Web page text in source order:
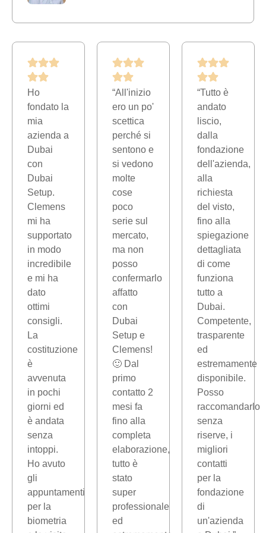
Ho
fondato la
mia
azienda a
Dubai
con
Dubai
Setup.
Clemens
mi ha
supportato
in modo
incredibile
e mi ha
dato
ottimi
consigli.
La
costituzione
è
avvenuta
in pochi
giorni ed
è andata
senza
intoppi.
Ho avuto
gli
appuntamenti
per la
biometria
“All'inizio
ero un po'
scettica
perché si
sentono e
si vedono
molte
cose
poco
serie sul
mercato,
ma non
posso
confermarlo
affatto
con
Dubai
Setup e
Clemens!
🙂 Dal
primo
contatto 2
mesi fa
fino alla
completa
elaborazione,
tutto è
stato
super
professionale
ed
“Tutto è
andato
liscio,
dalla
fondazione
dell'azienda,
alla
richiesta
del visto,
fino alla
spiegazione
dettagliata
di come
funziona
tutto a
Dubai.
Competente,
trasparente
ed
estremamente
disponibile.
Posso
raccomandarlo
senza
riserve, i
migliori
contatti
per la
fondazione
di
un'azienda